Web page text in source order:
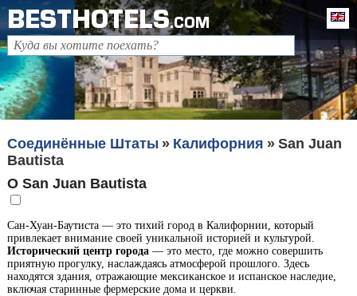
BESTHOTELS.COM
Соединённые Штаты Калифорния
San Juan
Bautista
О San Juan Bautista
Сан-Хуан-Баутиста — это тихий город в Калифорнии, который
привлекает внимание своей уникальной историей и культурой.
Исторический центр города— это место, где можно совершить
приятную прогулку, наслаждаясь атмосферой прошлого. Здесь
находятся здания, отражающие мексиканское и испанское наследие,
включая старинные фермерские дома и церкви.